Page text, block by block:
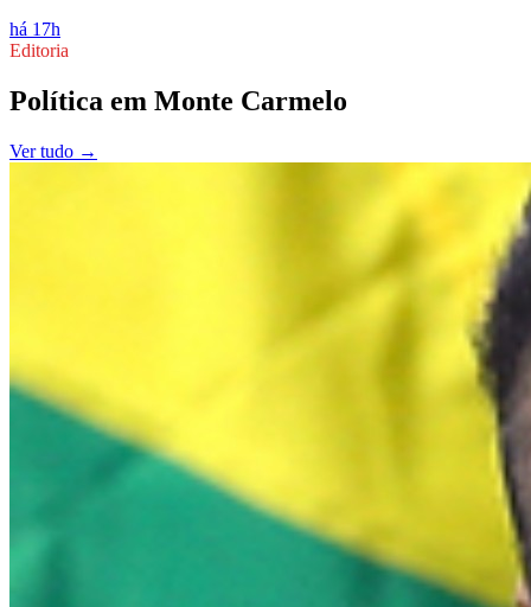
há 17h
Editoria
Política em Monte Carmelo
Ver tudo →